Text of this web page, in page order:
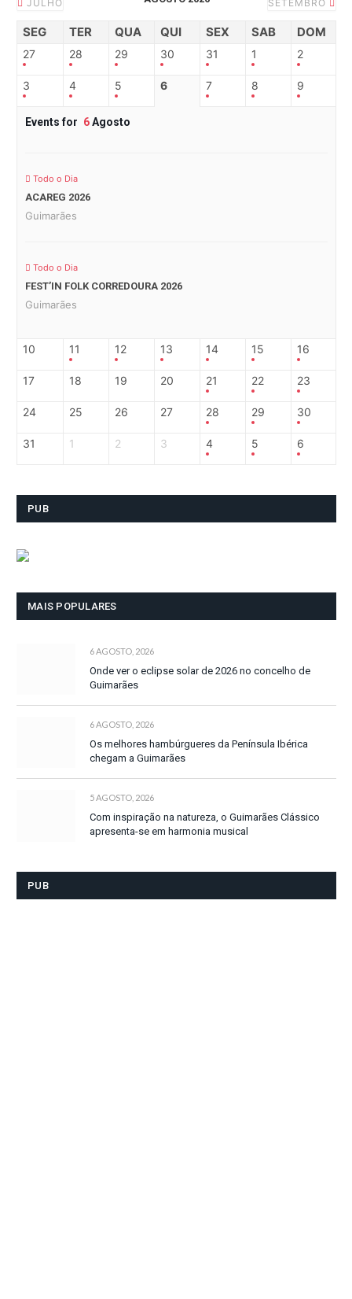
JULHO SETEMBRO
SEG TER QUA QUI SEX SAB DOM
27 28 29 30 31 1 2
3 4 5 6 7 8 9
Events for 6Agosto
Todo o Dia
ACAREG 2026
Guimarães
Todo o Dia
FEST’IN FOLK CORREDOURA 2026
Guimarães
10 11 12 13 14 15 16
17 18 19 20 21 22 23
24 25 26 27 28 29 30
31 1 2 3 4 5 6
PUB
MAIS POPULARES
6 AGOSTO, 2026
Onde ver o eclipse solar de 2026 no concelho de
Guimarães
6 AGOSTO, 2026
Os melhores hambúrgueres da Península Ibérica
chegam a Guimarães
5 AGOSTO, 2026
Com inspiração na natureza, o Guimarães Clássico
apresenta-se em harmonia musical
PUB